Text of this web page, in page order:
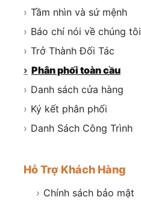
› Tầm nhìn và sứ mệnh
› Báo chí nói về chúng tôi
› Trở Thành Đối Tác
› Phân phối toàn cầu
› Danh sách cửa hàng
› Ký kết phân phối
› Danh Sách Công Trình
Hỗ Trợ Khách Hàng
› Chính sách bảo mật